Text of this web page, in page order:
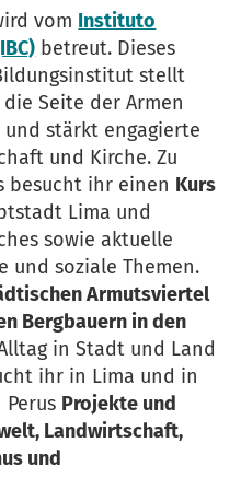
vom Instituto
betreut. Dieses
stellt
Seite der Armen
stärkt engagierte
und Kirche. Zu
besucht ihr einen Kurs
Lima und
sowie aktuelle
soziale Themen.
Armutsviertel
Bergbauern in den
in Stadt und Land
ihr in Lima und in
Projekte und
Landwirtschaft,
und